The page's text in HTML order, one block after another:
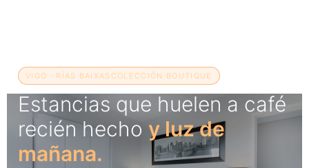
VIGO · RÍAS BAIXAS COLECCIÓN BOUTIQUE
Estancias que huelen a café
recién hecho y luz de
mañana.